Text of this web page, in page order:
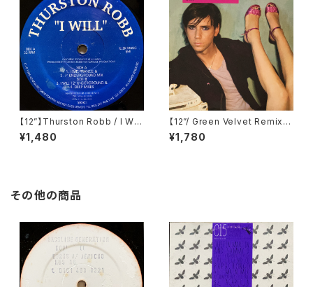
【12”】Thurston Robb / I Will
(Acacia Records) (AR021)
¥1,480
【12”/ Green Velvet Remix】
Tiga / Shoes (Different) (D
IFB 1216T)
¥1,780
その他の商品